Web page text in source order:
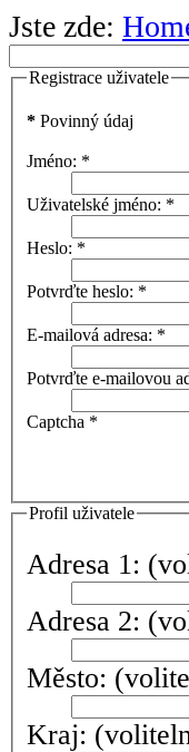
Jste zde:
Registrace uživatele
* Povinný údaj
Jméno: *
Uživatelské jméno: *
Heslo: *
Potvrďte heslo: *
E-mailová adresa: *
Potvrďte e-mailovou
Captcha *
Profil uživatele
Adresa 1:
Adresa 2:
Město:
Kraj: